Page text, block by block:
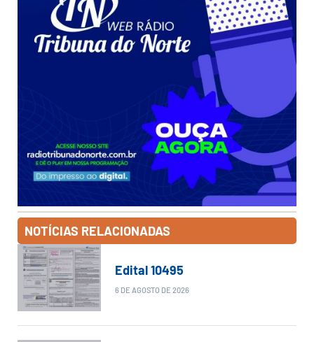
NOTÍCIAS RELACIONADAS
Edital 10495
6 DE AGOSTO DE 2026